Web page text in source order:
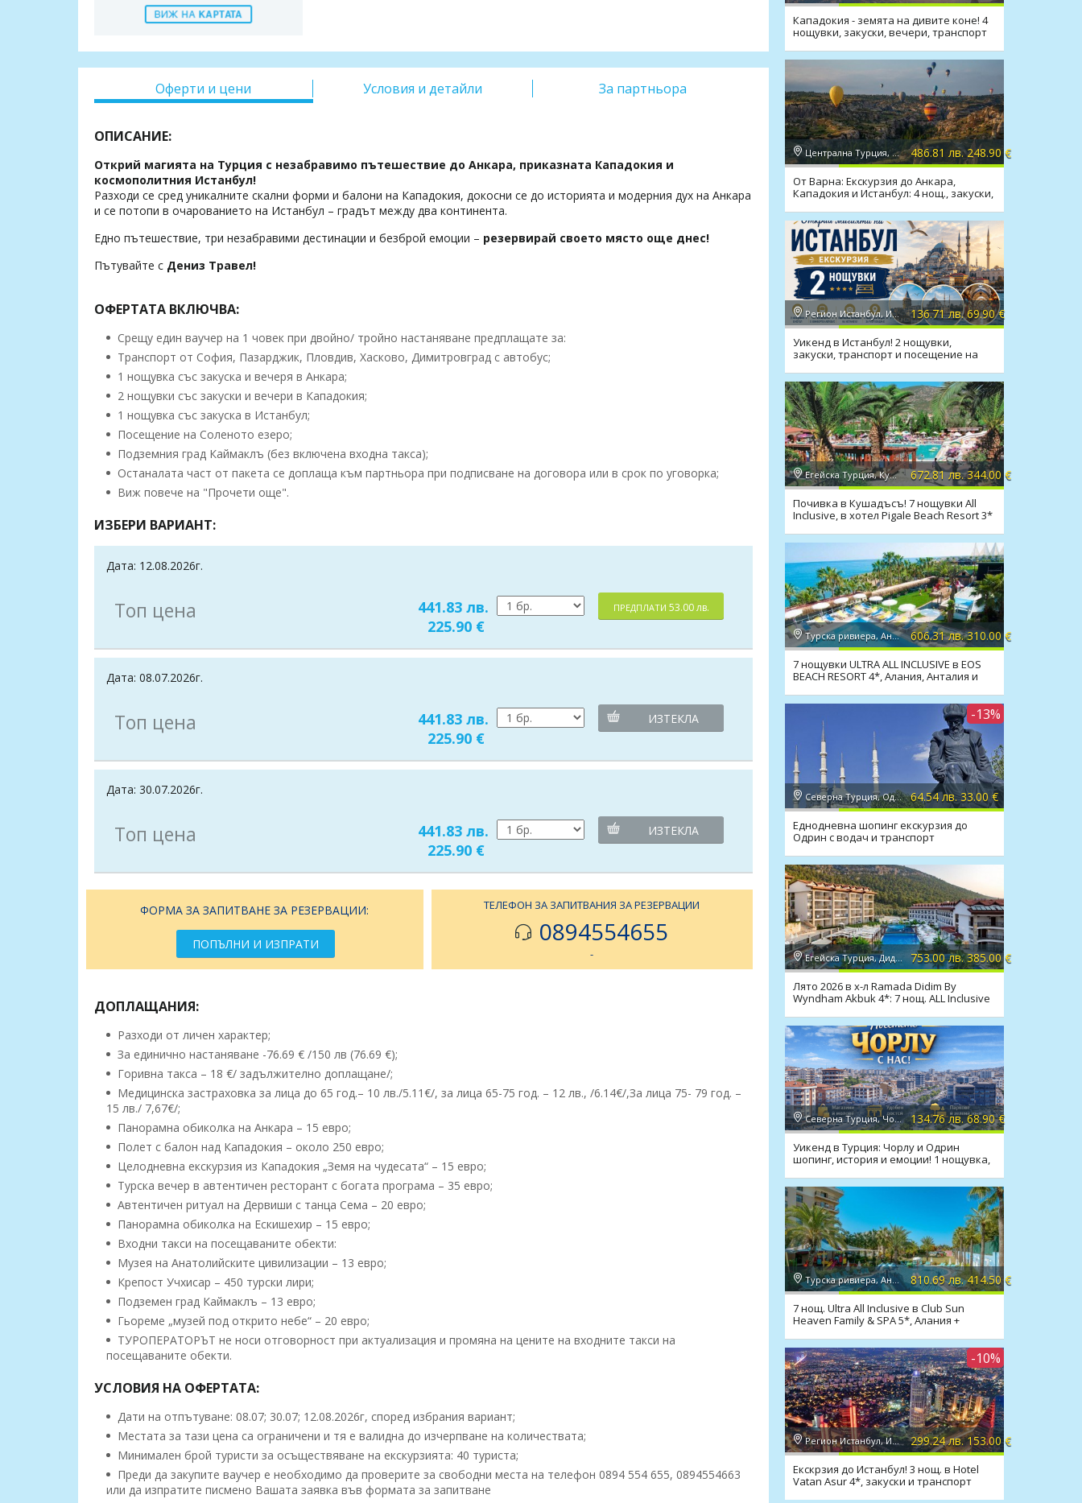
Оферти и цени Условия и детайли За партньора
ОПИСАНИЕ:
Открий магията на Турция с незабравимо пътешествие до Анкара, приказната Кападокия и
космополитния Истанбул!
Разходи се сред уникалните скални форми и балони на Кападокия, докосни се до историята и модерния дух на Анкара
и се потопи в очарованието на Истанбул – градът между два континента.
Едно пътешествие, три незабравими дестинации и безброй емоции – резервирай своето място още днес!
Пътувайте с Дениз Травел!
ОФЕРТАТА ВКЛЮЧВА:
Срещу един ваучер на 1 човек при двойно/ тройно настаняване предплащате за:
Транспорт от София, Пазарджик, Пловдив, Хасково, Димитровград с автобус;
1 нощувка със закуска и вечеря в Анкара;
2 нощувки със закуски и вечери в Кападокия;
1 нощувка със закуска в Истанбул;
Посещение на Соленото езеро;
Подземния град Каймаклъ (без включена входна такса);
Останалата част от пакета се доплаща към партньора при подписване на договора или в срок по уговорка;
Виж повече на "Прочети още".
ИЗБЕРИ ВАРИАНТ:
Дата: 12.08.2026г.
Топ цена
441.83 лв.
225.90 €
ПРЕДПЛАТИ 53.00 лв.
Дата: 08.07.2026г.
Топ цена
441.83 лв.
225.90 €
ИЗТЕКЛА
Дата: 30.07.2026г.
Топ цена
441.83 лв.
225.90 €
ИЗТЕКЛА
ФОРМА ЗА ЗАПИТВАНЕ ЗА РЕЗЕРВАЦИИ:
ПОПЪЛНИ И ИЗПРАТИ
ТЕЛЕФОН ЗА ЗАПИТВАНИЯ ЗА РЕЗЕРВАЦИИ
0894554655
-
ДОПЛАЩАНИЯ:
Разходи от личен характер;
За единично настаняване -76.69 € /150 лв (76.69 €);
Горивна такса – 18 €/ задължително доплащане/;
Медицинска застраховка за лица до 65 год.– 10 лв./5.11€/, за лица 65-75 год. – 12 лв., /6.14€/,За лица 75- 79 год. –
15 лв./ 7,67€/;
Панорамна обиколка на Анкара – 15 евро;
Полет с балон над Кападокия – около 250 евро;
Целодневна екскурзия из Кападокия „Земя на чудесата“ – 15 евро;
Турска вечер в автентичен ресторант с богата програма – 35 евро;
Автентичен ритуал на Дервиши с танца Сема – 20 евро;
Панорамна обиколка на Ескишехир – 15 евро;
Входни такси на посещаваните обекти:
Музея на Анатолийските цивилизации – 13 евро;
Крепост Учхисар – 450 турски лири;
Подземен град Каймаклъ – 13 евро;
Гьореме „музей под открито небе“ – 20 евро;
ТУРОПЕРАТОРЪТ не носи отговорност при актуализация и промяна на цените на входните такси на
посещаваните обекти.
УСЛОВИЯ НА ОФЕРТАТА:
Дати на отпътуване: 08.07; 30.07; 12.08.2026г, според избрания вариант;
Местата за тази цена са ограничени и тя е валидна до изчерпване на количествата;
Минимален брой туристи за осъществяване на екскурзията: 40 туриста;
Преди да закупите ваучер е необходимо да проверите за свободни места на телефон 0894 554 655, 0894554663
или да изпратите писмено Вашата заявка във формата за запитване
Кападокия - земята на дивите коне! 4
нощувки, закуски, вечери, транспорт
Централна Турция, Кападокия 486.81 лв. 248.90 €
От Варна: Екскурзия до Анкара,
Кападокия и Истанбул: 4 нощ., закуски,
Регион Истанбул, Истанбул 136.71 лв. 69.90 €
Уикенд в Истанбул! 2 нощувки,
закуски, транспорт и посещение на
Егейска Турция, Кушадасъ 672.81 лв. 344.00 €
Почивка в Кушадъсъ! 7 нощувки All
Inclusive, в хотел Pigale Beach Resort 3*
Турска ривиера, Анталия 606.31 лв. 310.00 €
7 нощувки ULTRA ALL INCLUSIVE в EOS
BEACH RESORT 4*, Алания, Анталия и
-13%
Северна Турция, Одрин 64.54 лв. 33.00 €
Еднодневна шопинг екскурзия до
Одрин с водач и транспорт
Егейска Турция, Дидим 753.00 лв. 385.00 €
Лято 2026 в х-л Ramada Didim By
Wyndham Akbuk 4*: 7 нощ. ALL Inclusive
Северна Турция, Чорлу 134.76 лв. 68.90 €
Уикенд в Турция: Чорлу и Одрин
шопинг, история и емоции! 1 нощувка,
Турска ривиера, Анталия 810.69 лв. 414.50 €
7 нощ. Ultra All Inclusive в Club Sun
Heaven Family & SPA 5*, Алания +
-10%
Регион Истанбул, Истанбул 299.24 лв. 153.00 €
Екскрзия до Истанбул! 3 нощ. в Hotel
Vatan Asur 4*, закуски и транспорт